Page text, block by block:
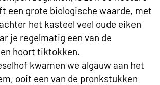
een grote biologische waarde, met
het kasteel veel oude eiken
je regelmatig een van de
hoort tiktokken.
kwamen we algauw aan het
ooit een van de pronkstukken